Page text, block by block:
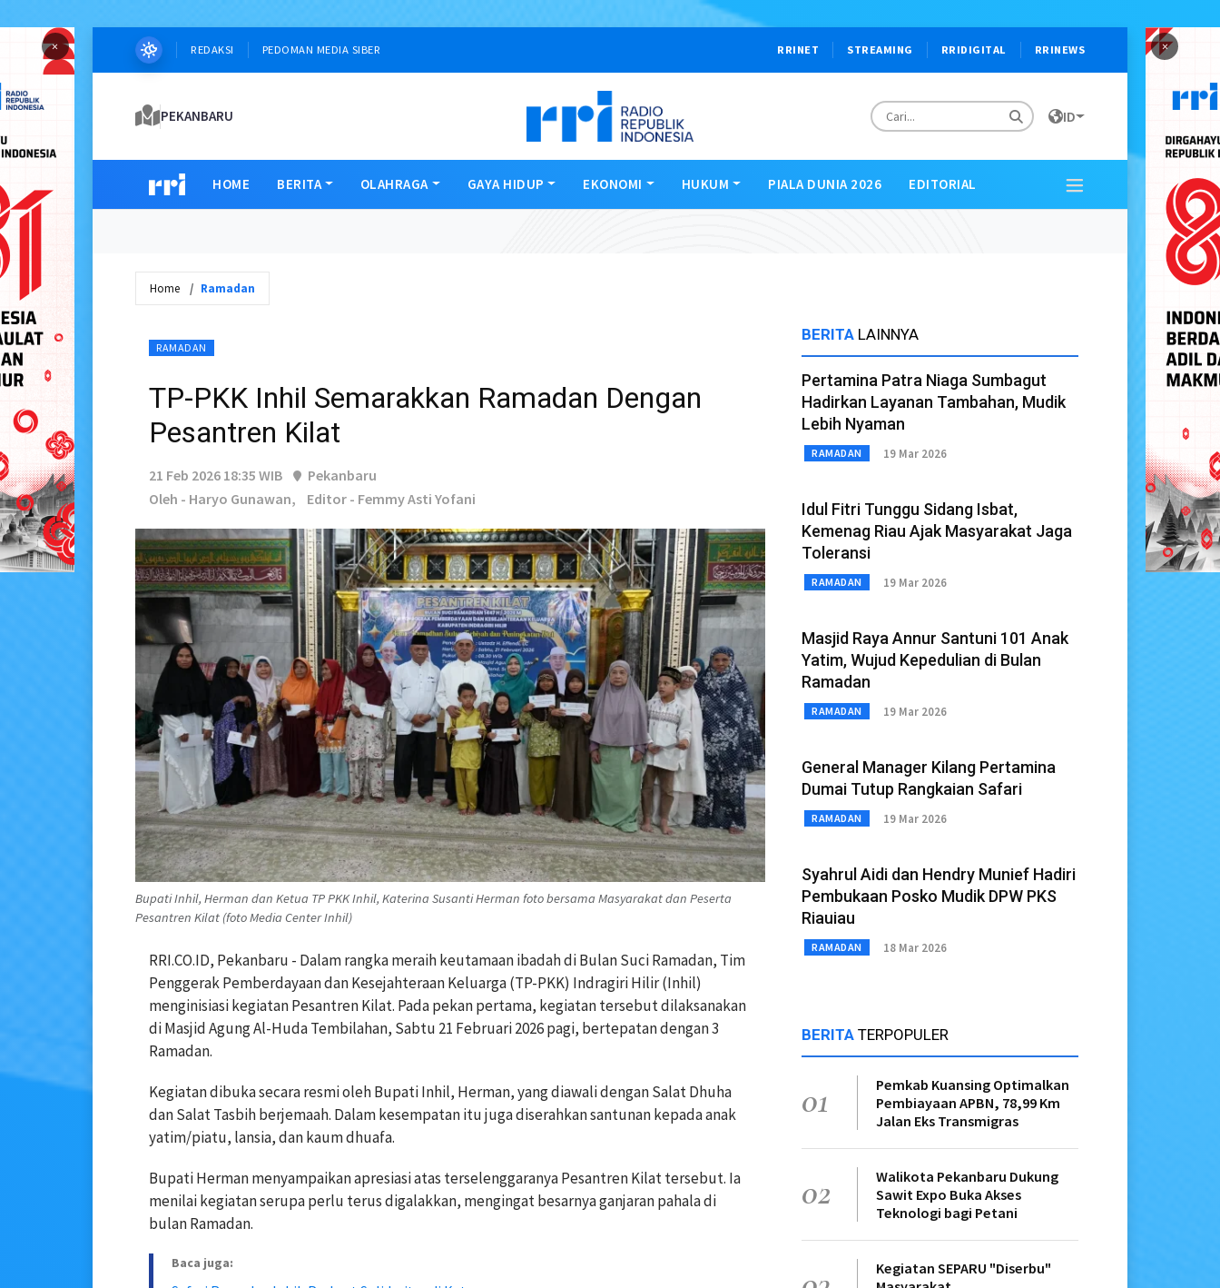
× ×
REDAKSI PEDOMAN MEDIA SIBER RRINET STREAMING RRIDIGITAL RRINEWS
PEKANBARU ID
HOME BERITA OLAHRAGA GAYA HIDUP EKONOMI HUKUM PIALA DUNIA 2026 EDITORIAL
Home Ramadan
RAMADAN
TP-PKK Inhil Semarakkan Ramadan Dengan
Pesantren Kilat
21 Feb 2026 18:35 WIB
Pekanbaru
Oleh - Haryo Gunawan,
Editor - Femmy Asti Yofani
Bupati Inhil, Herman dan Ketua TP PKK Inhil, Katerina Susanti Herman foto bersama Masyarakat dan Peserta
Pesantren Kilat (foto Media Center Inhil)
RRI.CO.ID, Pekanbaru - Dalam rangka meraih keutamaan ibadah di Bulan Suci Ramadan, Tim
Penggerak Pemberdayaan dan Kesejahteraan Keluarga (TP-PKK) Indragiri Hilir (Inhil)
menginisiasi kegiatan Pesantren Kilat. Pada pekan pertama, kegiatan tersebut dilaksanakan
di Masjid Agung Al-Huda Tembilahan, Sabtu 21 Februari 2026 pagi, bertepatan dengan 3
Ramadan.
Kegiatan dibuka secara resmi oleh Bupati Inhil, Herman, yang diawali dengan Salat Dhuha
dan Salat Tasbih berjemaah. Dalam kesempatan itu juga diserahkan santunan kepada anak
yatim/piatu, lansia, dan kaum dhuafa.
Bupati Herman menyampaikan apresiasi atas terselenggaranya Pesantren Kilat tersebut. Ia
menilai kegiatan serupa perlu terus digalakkan, mengingat besarnya ganjaran pahala di
bulan Ramadan.
Baca juga:
BERITA LAINNYA
Pertamina Patra Niaga Sumbagut
Hadirkan Layanan Tambahan, Mudik
Lebih Nyaman
RAMADAN 19 Mar 2026
Idul Fitri Tunggu Sidang Isbat,
Kemenag Riau Ajak Masyarakat Jaga
Toleransi
RAMADAN 19 Mar 2026
Masjid Raya Annur Santuni 101 Anak
Yatim, Wujud Kepedulian di Bulan
Ramadan
RAMADAN 19 Mar 2026
General Manager Kilang Pertamina
Dumai Tutup Rangkaian Safari
RAMADAN 19 Mar 2026
Syahrul Aidi dan Hendry Munief Hadiri
Pembukaan Posko Mudik DPW PKS
Riauiau
RAMADAN 18 Mar 2026
BERITA TERPOPULER
01
Pemkab Kuansing Optimalkan
Pembiayaan APBN, 78,99 Km
Jalan Eks Transmigras
02
Walikota Pekanbaru Dukung
Sawit Expo Buka Akses
Teknologi bagi Petani
Kegiatan SEPARU "Diserbu"